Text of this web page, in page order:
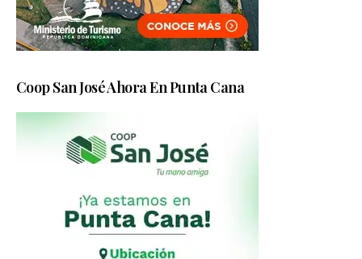
Coop San José Ahora En Punta Cana